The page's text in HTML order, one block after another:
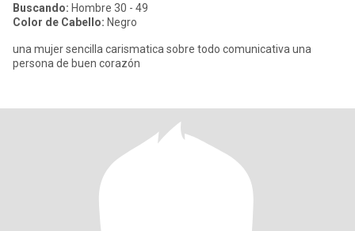
Buscando: Hombre 30 - 49
Color de Cabello: Negro
una mujer sencilla carismatica sobre todo comunicativa una
persona de buen corazón